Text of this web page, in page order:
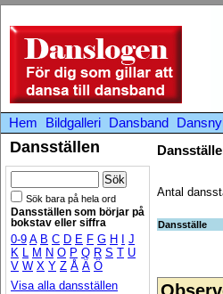
Hem Bildgalleri Dansband
Dansställen
Sök bara på hela ord
Dansställen som börjar på
bokstav eller siffra
0-9 A B C D E F G H
J
K L M N O P Q R S T U
V W X Y Z Å Ä Ö
Visa alla dansställen
Antal
Dansställe